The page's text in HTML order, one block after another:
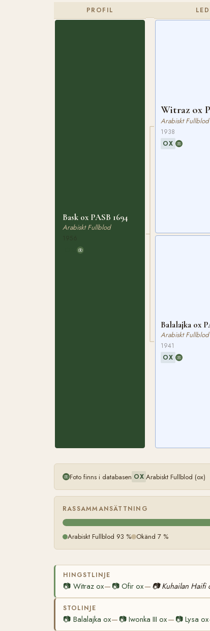
PROFIL
Bask ox PASB 1694
Arabiskt Fullblod
Witraz ox
Arabiskt Fullblod
1938
OX
Balalajka ox
Arabiskt Fullblod
1941
OX
Foto finns i databasen OX Arabiskt Fullblod (ox)
RASSAMMANSÄTTNING
Arabiskt Fullblod 93 % Okänd 7 %
HINGSTLINJE
📷 Witraz ox— 📷Ofir ox— 📷 Kuhailan Haifi
STOLINJE
📷 Balalajka ox— 📷Iwonka III ox— 📷 Lysa ox